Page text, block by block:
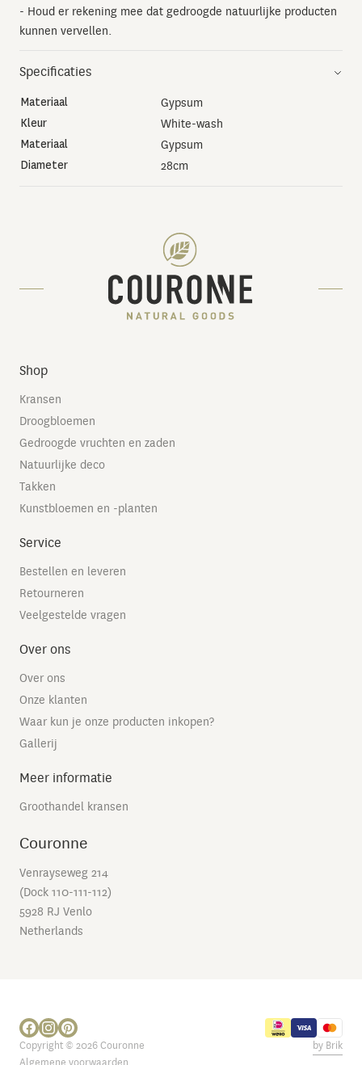
- Houd er rekening mee dat gedroogde natuurlijke producten
kunnen vervellen.
Specificaties
Materiaal Gypsum
Kleur White-wash
Materiaal Gypsum
Diameter 28cm
Shop
Kransen
Droogbloemen
Gedroogde vruchten en zaden
Natuurlijke deco
Takken
Kunstbloemen en -planten
Service
Bestellen en leveren
Retourneren
Veelgestelde vragen
Over ons
Over ons
Onze klanten
Waar kun je onze producten inkopen?
Gallerij
Meer informatie
Groothandel kransen
Couronne
Venrayseweg 214
(Dock 110-111-112)
5928 RJ Venlo
Netherlands
Copyright © 2026 Couronne
by Brik